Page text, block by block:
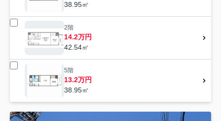
38.95㎡
2階
14.2万円
42.54㎡
5階
13.2万円
38.95㎡